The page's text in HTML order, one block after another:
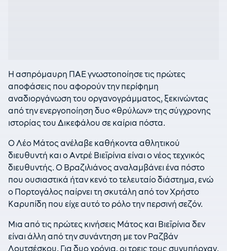
Η ασπρόμαυρη ΠΑΕ γνωστοποίησε τις πρώτες
αποφάσεις που αφορούν την περίφημη
αναδιοργάνωση του οργανογράμματος, ξεκινώντας
από την ενεργοποίηση δυο «θρύλων» της σύγχρονης
ιστορίας του Δικεφάλου σε καίρια πόστα.
Ο Λέο Μάτος ανέλαβε καθήκοντα αθλητικού
διευθυντή και ο Αντρέ Βιεϊρίνια είναι ο νέος τεχνικός
διευθυντής. Ο Βραζιλιάνος αναλαμβάνει ένα πόστο
που ουσιαστικά ήταν κενό το τελευταίο διάστημα, ενώ
ο Πορτογάλος παίρνει τη σκυτάλη από τον Χρήστο
Καρυπίδη που είχε αυτό το ρόλο την περσινή σεζόν.
Μια από τις πρώτες κινήσεις Μάτος και Βιεϊρίνια δεν
είναι άλλη από την συνάντηση με τον Ραζβάν
Λουτσέσκου. Για δυο χρόνια, οι τρεις τους συνυπήρχαν,